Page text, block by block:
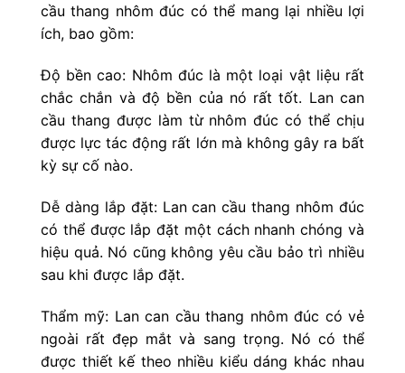
cầu thang nhôm đúc có thể mang lại nhiều lợi
ích, bao gồm:
Độ bền cao: Nhôm đúc là một loại vật liệu rất
chắc chắn và độ bền của nó rất tốt. Lan can
cầu thang được làm từ nhôm đúc có thể chịu
được lực tác động rất lớn mà không gây ra bất
kỳ sự cố nào.
Dễ dàng lắp đặt: Lan can cầu thang nhôm đúc
có thể được lắp đặt một cách nhanh chóng và
hiệu quả. Nó cũng không yêu cầu bảo trì nhiều
sau khi được lắp đặt.
Thẩm mỹ: Lan can cầu thang nhôm đúc có vẻ
ngoài rất đẹp mắt và sang trọng. Nó có thể
được thiết kế theo nhiều kiểu dáng khác nhau